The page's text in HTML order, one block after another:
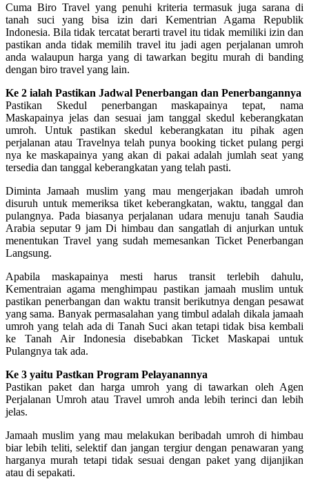
Cuma Biro Travel yang penuhi kriteria termasuk juga sarana di
tanah suci yang bisa izin dari Kementrian Agama Republik
Indonesia. Bila tidak tercatat berarti travel itu tidak memiliki izin dan
pastikan anda tidak memilih travel itu jadi agen perjalanan umroh
anda walaupun harga yang di tawarkan begitu murah di banding
dengan biro travel yang lain.
Ke 2 ialah Pastikan Jadwal Penerbangan dan Penerbangannya
Pastikan Skedul penerbangan maskapainya tepat, nama
Maskapainya jelas dan sesuai jam tanggal skedul keberangkatan
umroh. Untuk pastikan skedul keberangkatan itu pihak agen
perjalanan atau Travelnya telah punya booking ticket pulang pergi
nya ke maskapainya yang akan di pakai adalah jumlah seat yang
tersedia dan tanggal keberangkatan yang telah pasti.
Diminta Jamaah muslim yang mau mengerjakan ibadah umroh
disuruh untuk memeriksa tiket keberangkatan, waktu, tanggal dan
pulangnya. Pada biasanya perjalanan udara menuju tanah Saudia
Arabia seputar 9 jam Di himbau dan sangatlah di anjurkan untuk
menentukan Travel yang sudah memesankan Ticket Penerbangan
Langsung.
Apabila maskapainya mesti harus transit terlebih dahulu,
Kementraian agama menghimpau pastikan jamaah muslim untuk
pastikan penerbangan dan waktu transit berikutnya dengan pesawat
yang sama. Banyak permasalahan yang timbul adalah dikala jamaah
umroh yang telah ada di Tanah Suci akan tetapi tidak bisa kembali
ke Tanah Air Indonesia disebabkan Ticket Maskapai untuk
Pulangnya tak ada.
Ke 3 yaitu Pastkan Program Pelayanannya
Pastikan paket dan harga umroh yang di tawarkan oleh Agen
Perjalanan Umroh atau Travel umroh anda lebih terinci dan lebih
jelas.
Jamaah muslim yang mau melakukan beribadah umroh di himbau
biar lebih teliti, selektif dan jangan tergiur dengan penawaran yang
harganya murah tetapi tidak sesuai dengan paket yang dijanjikan
atau di sepakati.